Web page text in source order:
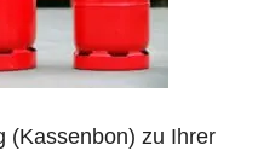
(Kassenbon) zu Ihrer